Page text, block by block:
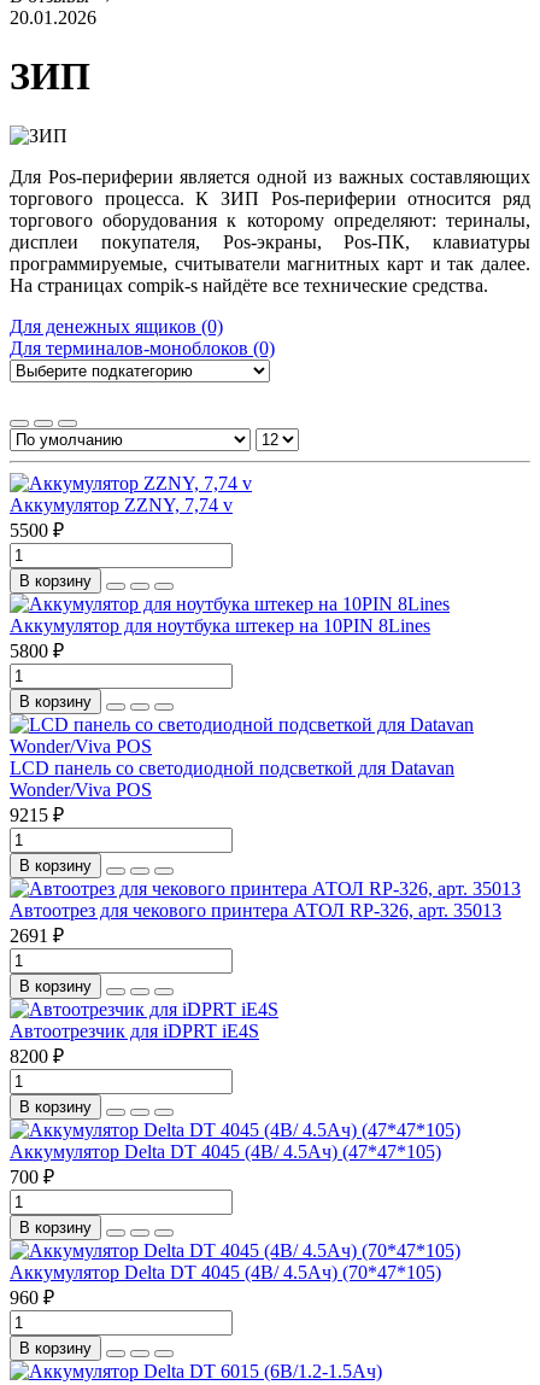
20.01.2026
ЗИП
Для Pos-периферии является одной из важных составляющих
торгового процесса. К ЗИП Pos-периферии относится ряд
торгового оборудования к которому определяют: териналы,
дисплеи покупателя, Pos-экраны, Pos-ПК, клавиатуры
программируемые, считыватели магнитных карт и так далее.
На страницах compik-s найдёте все технические средства.
Для денежных ящиков (0)
Для терминалов-моноблоков (0)
Аккумулятор ZZNY, 7,74 v
5500 ₽
В корзину
Аккумулятор для ноутбука штекер на 10PIN 8Lines
5800 ₽
В корзину
LCD панель со светодиодной подсветкой для Datavan
Wonder/Viva POS
9215 ₽
В корзину
Автоотрез для чекового принтера АТОЛ RP-326, арт. 35013
2691 ₽
В корзину
Автоотрезчик для iDPRT iE4S
8200 ₽
В корзину
Аккумулятор Delta DT 4045 (4В/ 4.5Ач) (47*47*105)
700 ₽
В корзину
Аккумулятор Delta DT 4045 (4В/ 4.5Ач) (70*47*105)
960 ₽
В корзину